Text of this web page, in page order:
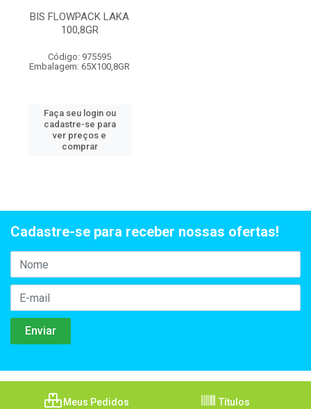
BIS FLOWPACK LAKA
100,8GR
Código: 975595
Embalagem: 65X100,8GR
Faça seu login ou
cadastre-se para
ver preços e
comprar
Cadastre-se para receber nossas ofertas!
Meus Pedidos Títulos